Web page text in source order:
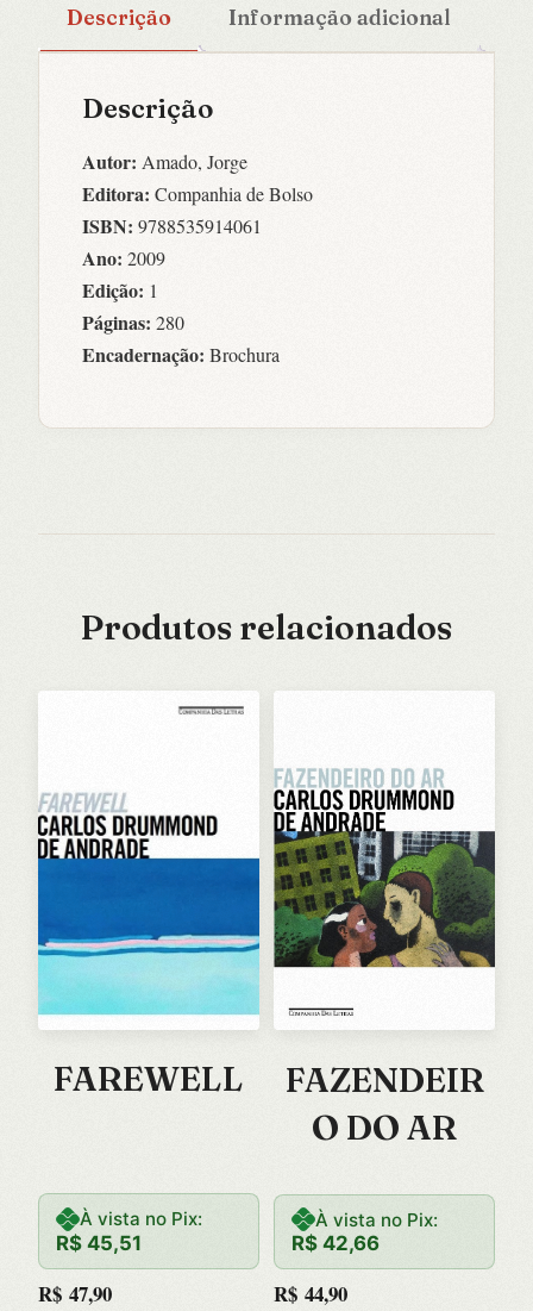
Descrição Informação adicional
Descrição
Autor: Amado, Jorge
Editora: Companhia de Bolso
ISBN: 9788535914061
Ano: 2009
Edição: 1
Páginas: 280
Encadernação: Brochura
Produtos relacionados
FAREWELL
À vista no Pix:
R$ 45,51
R$ 47,90
FAZENDEIR
O DO AR
À vista no Pix:
R$ 42,66
R$ 44,90